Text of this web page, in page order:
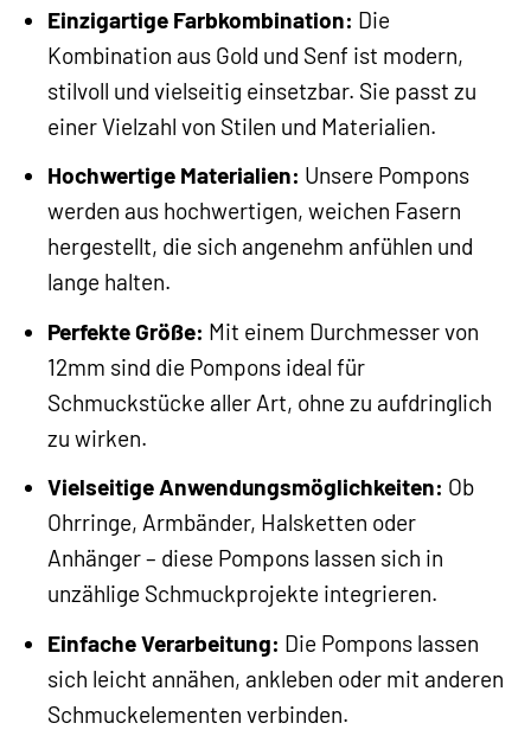
Einzigartige Farbkombination: Die
Kombination aus Gold und Senf ist modern,
stilvoll und vielseitig einsetzbar. Sie passt zu
einer Vielzahl von Stilen und Materialien.
Hochwertige Materialien: Unsere Pompons
werden aus hochwertigen, weichen Fasern
hergestellt, die sich angenehm anfühlen und
lange halten.
Perfekte Größe: Mit einem Durchmesser von
12mm sind die Pompons ideal für
Schmuckstücke aller Art, ohne zu aufdringlich
zu wirken.
Vielseitige Anwendungsmöglichkeiten: Ob
Ohrringe, Armbänder, Halsketten oder
Anhänger – diese Pompons lassen sich in
unzählige Schmuckprojekte integrieren.
Einfache Verarbeitung: Die Pompons lassen
sich leicht annähen, ankleben oder mit anderen
Schmuckelementen verbinden.